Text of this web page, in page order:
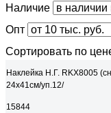
Наличие
Опт
Сортировать по
Наклейка Н.Г. RKX8005
24х41см/уп.12/
15844